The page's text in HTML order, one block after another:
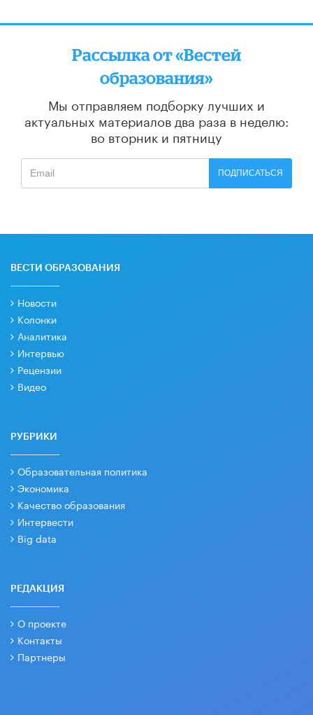
Рассылка от «Вестей
образования»
Мы отправляем подборку лучших и
актуальных материалов два раза в неделю:
во вторник и пятницу
ПОДПИСАТЬСЯ
ВЕСТИ ОБРАЗОВАНИЯ
Новости
Колонки
Аналитика
Интервью
Рецензии
Видео
РУБРИКИ
Образовательная политика
Экономика
Качество образования
Интервести
Big data
РЕДАКЦИЯ
О проекте
Контакты
Партнеры